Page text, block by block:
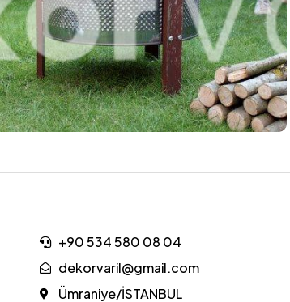
+90 534 580 08 04
dekorvaril@gmail.com
Ümraniye/İSTANBUL